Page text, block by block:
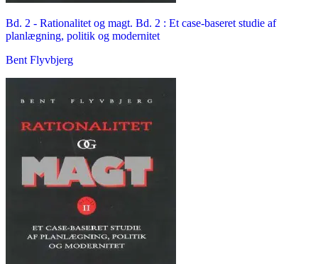
Bd. 2 - Rationalitet og magt. Bd. 2 : Et case-baseret studie af
planlægning, politik og modernitet
Bent Flyvbjerg